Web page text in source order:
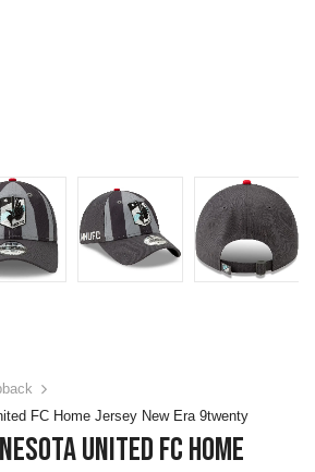
FC Home Jersey New Era 9twenty
United FC Home